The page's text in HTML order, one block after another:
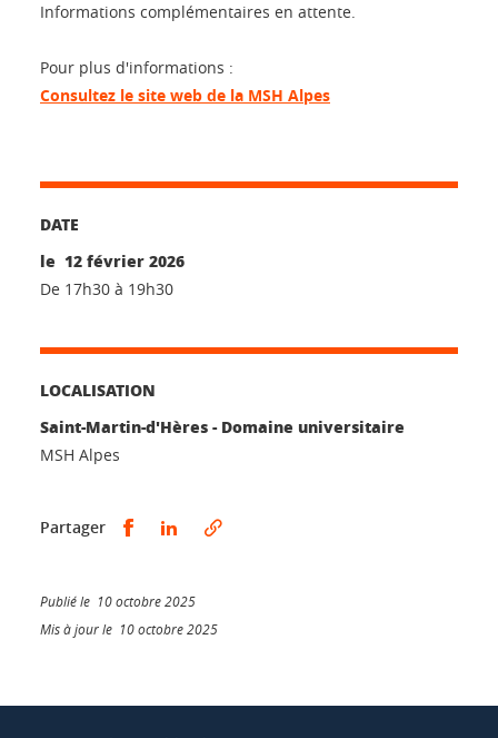
Informations complémentaires en attente.
Pour plus d'informations :
Consultez le site web de la MSH Alpes
DATE
le 12 février 2026
De 17h30 à 19h30
LOCALISATION
Saint-Martin-d'Hères - Domaine universitaire
MSH Alpes
Partager Partager sur Facebook
Partager sur LinkedIn
Publié le 10 octobre 2025
Mis à jour le 10 octobre 2025